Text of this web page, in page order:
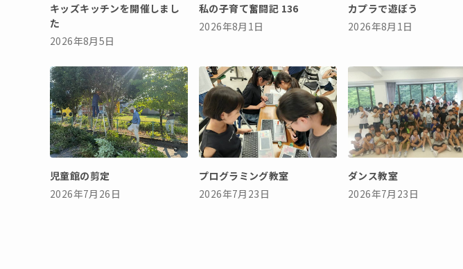
キッズキッチンを開催しまし
た
2026年8月5日
私の子育て奮闘記 136
2026年8月1日
カプラで遊ぼう
2026年8月1日
児童館の剪定
2026年7月26日
プログラミング教室
2026年7月23日
ダンス教室
2026年7月23日